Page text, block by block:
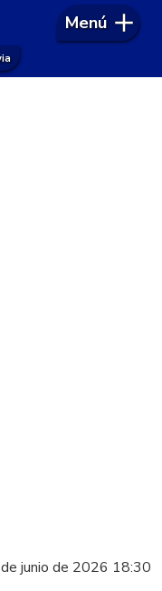
Menú
junio de 2026 18:30